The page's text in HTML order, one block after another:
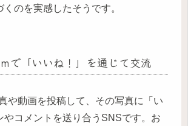
のを実感したそうです。
で「いいね！」を通じて交流
や動画を投稿して、その写真に「い
やコメントを送り合うSNSです。お